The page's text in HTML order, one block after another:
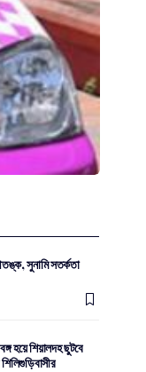
সুনামি সতর্কতা
হয়ে শিয়ালদহ ছুটবে